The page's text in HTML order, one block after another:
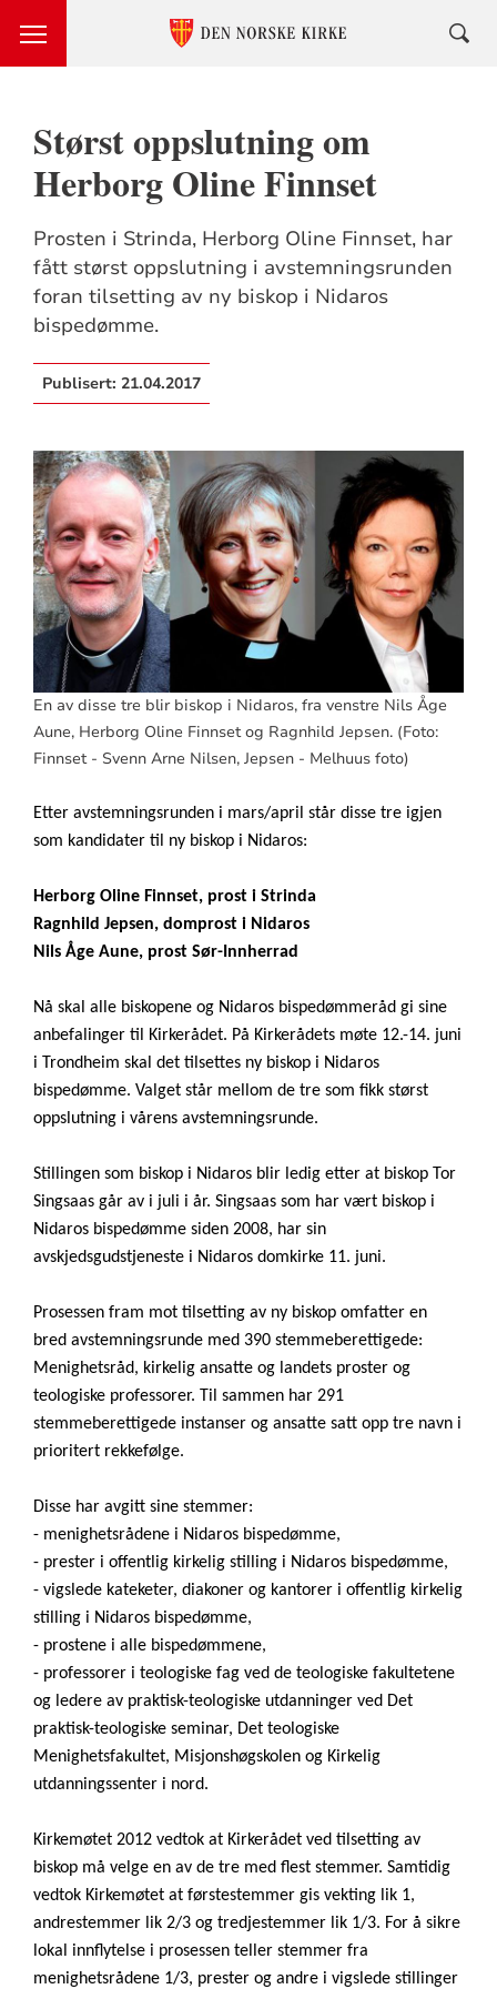
Størst oppslutning om
Herborg Oline Finnset
Prosten i Strinda, Herborg Oline Finnset, har
fått størst oppslutning i avstemningsrunden
foran tilsetting av ny biskop i Nidaros
bispedømme.
Publisert: 21.04.2017
En av disse tre blir biskop i Nidaros, fra venstre Nils Åge
Aune, Herborg Oline Finnset og Ragnhild Jepsen. (Foto:
Finnset - Svenn Arne Nilsen, Jepsen - Melhuus foto)
Etter avstemningsrunden i mars/april står disse tre igjen
som kandidater til ny biskop i Nidaros:
Herborg Oline Finnset, prost i Strinda
Ragnhild Jepsen, domprost i Nidaros
Nils Åge Aune, prost Sør-Innherrad
Nå skal alle biskopene og Nidaros bispedømmeråd gi sine
anbefalinger til Kirkerådet. På Kirkerådets møte 12.-14. juni
i Trondheim skal det tilsettes ny biskop i Nidaros
bispedømme. Valget står mellom de tre som fikk størst
oppslutning i vårens avstemningsrunde.
Stillingen som biskop i Nidaros blir ledig etter at biskop Tor
Singsaas går av i juli i år. Singsaas som har vært biskop i
Nidaros bispedømme siden 2008, har sin
avskjedsgudstjeneste i Nidaros domkirke 11. juni.
Prosessen fram mot tilsetting av ny biskop omfatter en
bred avstemningsrunde med 390 stemmeberettigede:
Menighetsråd, kirkelig ansatte og landets proster og
teologiske professorer. Til sammen har 291
stemmeberettigede instanser og ansatte satt opp tre navn i
prioritert rekkefølge.
Disse har avgitt sine stemmer:
- menighetsrådene i Nidaros bispedømme,
- prester i offentlig kirkelig stilling i Nidaros bispedømme,
- vigslede kateketer, diakoner og kantorer i offentlig kirkelig
stilling i Nidaros bispedømme,
- prostene i alle bispedømmene,
- professorer i teologiske fag ved de teologiske fakultetene
og ledere av praktisk-teologiske utdanninger ved Det
praktisk-teologiske seminar, Det teologiske
Menighetsfakultet, Misjonshøgskolen og Kirkelig
utdanningssenter i nord.
Kirkemøtet 2012 vedtok at Kirkerådet ved tilsetting av
biskop må velge en av de tre med flest stemmer. Samtidig
vedtok Kirkemøtet at førstestemmer gis vekting lik 1,
andrestemmer lik 2/3 og tredjestemmer lik 1/3. For å sikre
lokal innflytelse i prosessen teller stemmer fra
menighetsrådene 1/3, prester og andre i vigslede stillinger